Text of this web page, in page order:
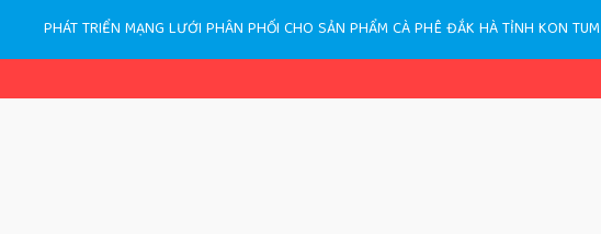
PHÁT TRIỂN MẠNG LƯỚI PHÂN PHỐI CHO SẢN PHẨM CÀ PHÊ ĐẮK HÀ TỈNH KON TUM